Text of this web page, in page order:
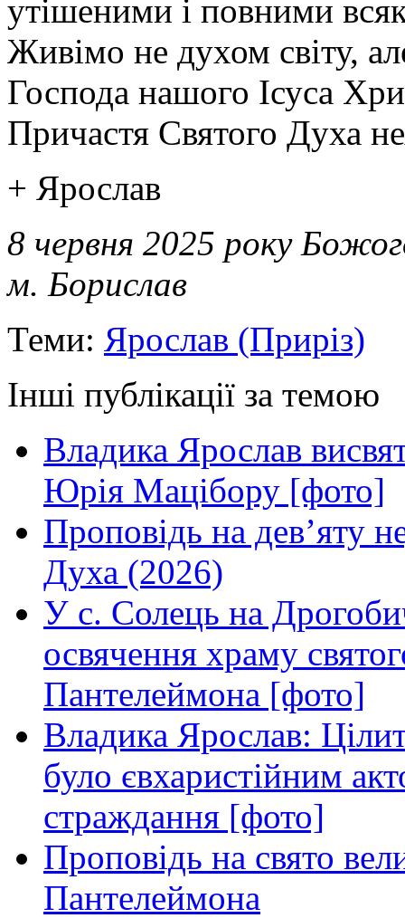
утішеними і повними
Живімо не духом світу,
Господа нашого Ісуса
Причастя Святого Духа
+ Ярослав
8 червня 2025 року
м. Борислав
Теми: Ярослав (Приріз)
Інші публікації за темою
Владика Ярослав
Юрія Мацібору [фото]
Проповідь на дев’яту
Духа (2026)
У с. Солець на
освячення храму
Пантелеймона [фото]
Владика Ярослав:
було євхаристійним
страждання [фото]
Проповідь на свято
Пантелеймона